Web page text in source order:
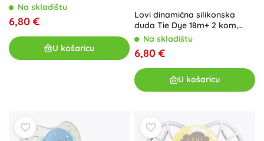
Na skladištu
6,80 €
U košaricu
Lovi dinamična silikonska
duda Tie Dye 18m+ 2 kom,
plava
Na skladištu
6,80 €
U košaricu